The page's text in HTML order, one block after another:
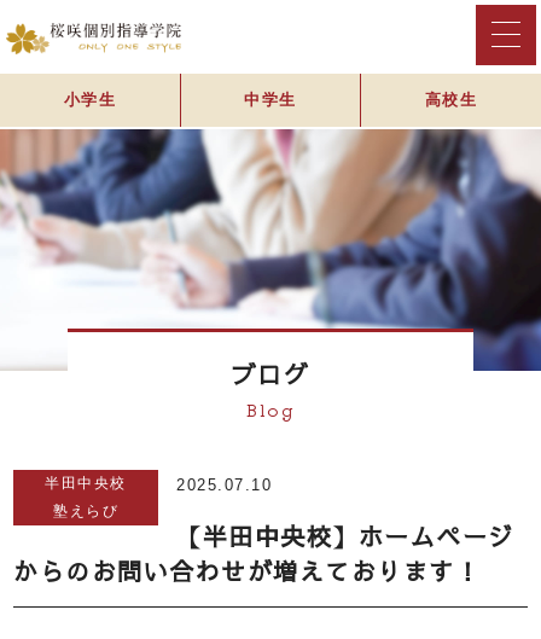
小学生 中学生 高校生
ブログ
Blog
半田中央校
塾えらび
2025.07.10
【半田中央校】ホームページ
からのお問い合わせが増えております！